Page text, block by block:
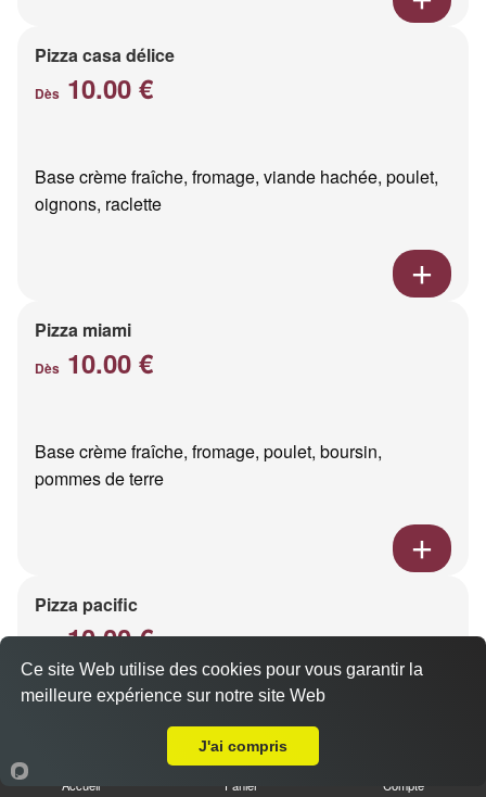
Pizza casa délice
Dès 10.00 €
Base crème fraîche, fromage, viande hachée, poulet,
oignons, raclette
Pizza miami
Dès 10.00 €
Base crème fraîche, fromage, poulet, boursin,
pommes de terre
Pizza pacific
Dès10.00 €
Base crème fraîche, fromage, saumon fumé
Accueil Panier Compte
Ce site Web utilise des cookies pour vous garantir la
meilleure expérience sur notre site Web
J'ai compris